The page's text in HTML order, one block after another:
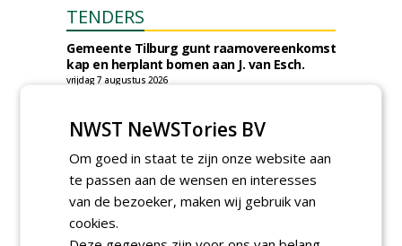
TENDERS
Gemeente Tilburg gunt raamovereenkomst
kap en herplant bomen aan J. van Esch.
vrijdag 7 augustus 2026
verbindingszone Zwaluwenbunders en
boslandschap Rugdijk aan Van Helvoirt
Groenprojecten
vrijdag 7 augustus 2026
Gemeente Eindhoven gunt groot
onderhoud ''Stedelijk bos'' binnen de
bebouwingscontour houtkap aan
Boomrooierij Weijtmans.
NWST NeWSTories BV
Om goed in staat te zijn onze website aan
te passen aan de wensen en interesses
van de bezoeker, maken wij gebruik van
cookies.